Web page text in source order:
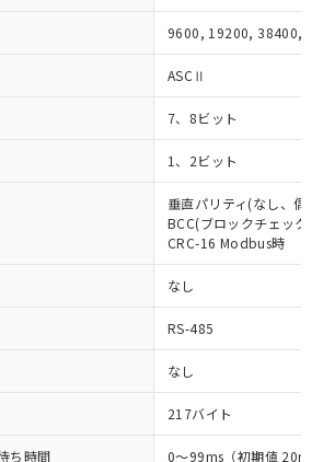
9600, 19200, 38400,
ASCⅡ
7、8ビット
1、2ビット
垂直パリティ(なし、偶
BCC(ブロックチェック
CRC-16 Modbus時
なし
RS-485
なし
217バイト
ち時間 0～99ms（初期値 20ms
対応品への在庫切替を完了
とから、特段のことがない限
月12日より割愛しておりま